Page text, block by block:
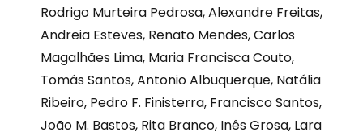
Rodrigo Murteira Pedrosa, Alexandre Freitas,
Andreia Esteves, Renato Mendes, Carlos
Magalhães Lima, Maria Francisca Couto,
Tomás Santos, Antonio Albuquerque, Natália
Ribeiro, Pedro F. Finisterra, Francisco Santos,
João M. Bastos, Rita Branco, Inês Grosa, Lara